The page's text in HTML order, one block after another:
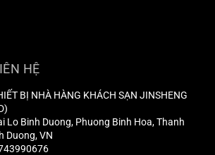
HỆ
BỊ NHÀ HÀNG KHÁCH SẠN JINSHENG
)
Lo Binh Duong, Phuong Binh Hoa, Thanh
Duong, VN